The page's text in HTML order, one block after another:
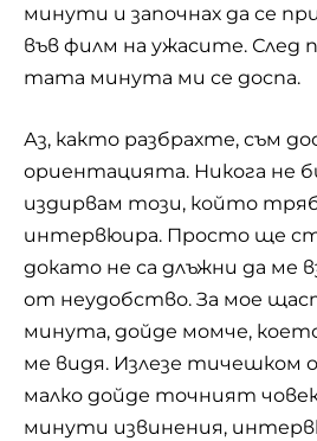
минути и започнах да се
във филм на ужасите. След
тата минута ми се доспа.
Аз, както разбрахте, съм
ориентацията. Никога не
издирвам този, който
интервюира. Просто ще
докато не са длъжни да ме
от неудобство. За мое
минута, дойде момче,
ме видя. Излезе тичешком
малко дойде точният
минути извинения,